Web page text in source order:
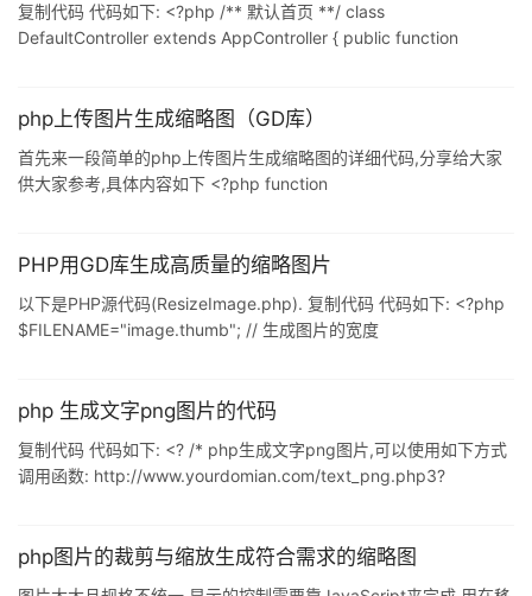
复制代码 代码如下: <?php /** 默认首页 **/ class
DefaultController extends AppController { public function
imagecreatetruecolor ( 70, 20 ); $bgc =
php上传图片生成缩略图（GD库）
首先来一段简单的php上传图片生成缩略图的详细代码,分享给大家
供大家参考,具体内容如下 <?php function
getimagesize("$imageDirectory/$imageName") or die('Please
PHP用GD库生成高质量的缩略图片
以下是PHP源代码(ResizeImage.php). 复制代码 代码如下: <?php
$FILENAME="image.thumb"; // 生成图片的宽度
$width = imagesx($im); $height = imagesy($im); if(($maxwidt
php 生成文字png图片的代码
复制代码 代码如下: <? /* php生成文字png图片,可以使用如下方式
调用函数: http://www.yourdomian.com/text_png.php3?
$font = 'fonts/TIMES.TTF'; //默认
php图片的裁剪与缩放生成符合需求的缩略图